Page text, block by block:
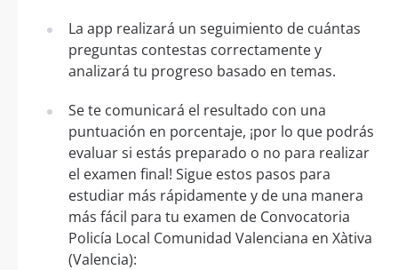
La app realizará un seguimiento de cuántas
preguntas contestas correctamente y
analizará tu progreso basado en temas.
Se te comunicará el resultado con una
puntuación en porcentaje, ¡por lo que podrás
evaluar si estás preparado o no para realizar
el examen final! Sigue estos pasos para
estudiar más rápidamente y de una manera
más fácil para tu examen de Convocatoria
Policía Local Comunidad Valenciana en Xàtiva
(Valencia):